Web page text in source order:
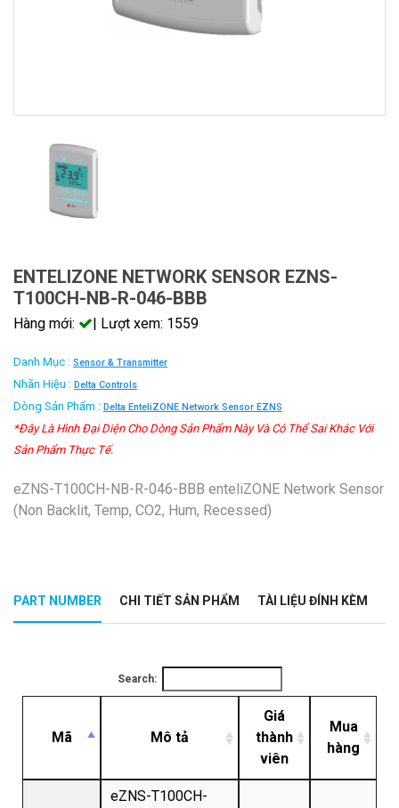
ENTELIZONE NETWORK SENSOR EZNS-
T100CH-NB-R-046-BBB
Hàng mới: | Lượt xem: 1559
Danh Mục : Sensor & Transmitter
Nhãn Hiệu : Delta Controls
Dòng Sản Phẩm : Delta EnteliZONE Network Sensor EZNS
*Đây Là Hình Đại Diện Cho Dòng Sản Phẩm Này Và Có Thể Sai Khác Với
Sản Phẩm Thực Tế.
eZNS-T100CH-NB-R-046-BBB enteliZONE Network Sensor
(Non Backlit, Temp, CO2, Hum, Recessed)
PART NUMBER CHI TIẾT SẢN PHẨM TÀI LIỆU ĐÍNH KÈM
Search:
Mã Mô tả
Giá
thành
viên
Mua
hàng
eZNS-T100CH-